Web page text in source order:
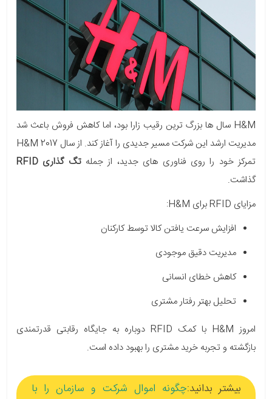
H&M سال ها بزرگ ترین رقیب زارا بود، اما کاهش فروش باعث شد
مدیریت ارشد این شرکت مسیر جدیدی را آغاز کند. از سال 2017 H&M
تمرکز خود را روی فناوری های جدید، از جملهتگ گذاری RFID
گذاشت.
مزایای RFID برای H&M:
افزایش سرعت یافتن کالا توسط کارکنان
مدیریت دقیق موجودی
کاهش خطای انسانی
تحلیل بهتر رفتار مشتری
امروز H&M با کمک RFID دوباره به جایگاه رقابتی قدرتمندی
بازگشته و تجربه خرید مشتری را بهبود داده است.
بیشتر بدانید:چگونه اموال شرکت و سازمان را با